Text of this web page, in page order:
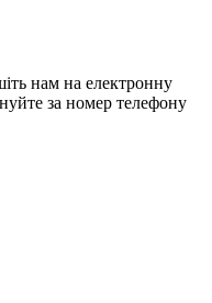
нам на електронну
за номер телефону